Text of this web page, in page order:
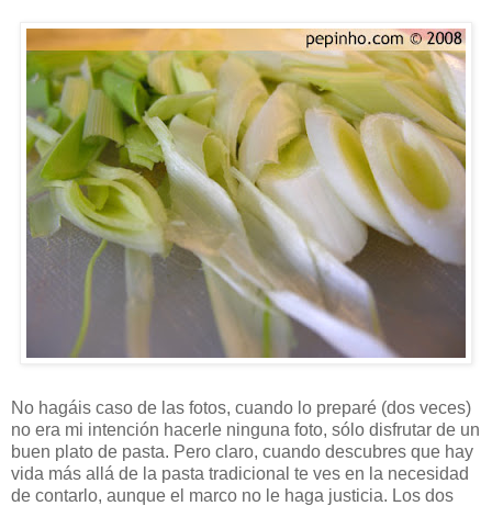
No hagáis caso de las fotos, cuando lo preparé (dos veces)
no era mi intención hacerle ninguna foto, sólo disfrutar de un
buen plato de pasta. Pero claro, cuando descubres que hay
vida más allá de la pasta tradicional te ves en la necesidad
de contarlo, aunque el marco no le haga justicia. Los dos